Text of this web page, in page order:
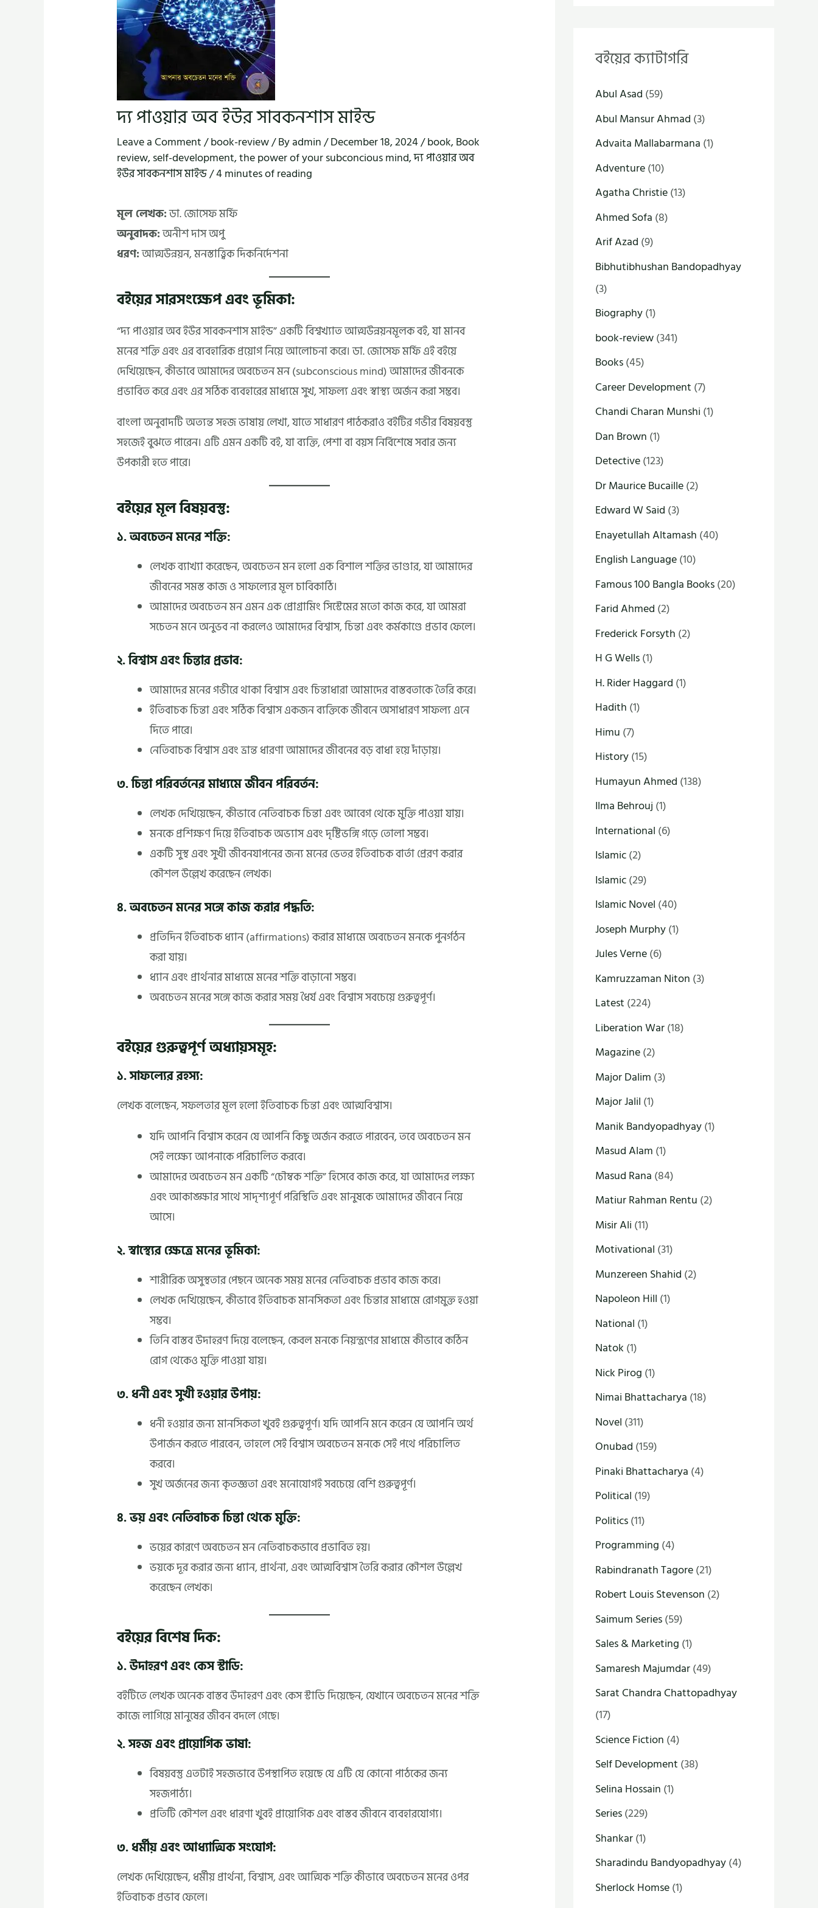
দ্য পাওয়ার অব ইউর সাবকনশাস মাইন্ড
Leave a Comment/book-review/ Byadmin/December 18, 2024/book,Book
review,self-development,the power of your subconcious mind,দ্য পাওয়ার অব
ইউর সাবকনশাস মাইন্ড/4 minutes of reading
মূল লেখক:ডা. জোসেফ মর্ফি
অনুবাদক:অনীশ দাস অপু
ধরণ:আত্মউন্নয়ন, মনস্তাত্ত্বিক দিকনির্দেশনা
বইয়ের সারসংক্ষেপ এবং ভূমিকা:
“দ্য পাওয়ার অব ইউর সাবকনশাস মাইন্ড” একটি বিশ্বখ্যাত আত্মউন্নয়নমূলক বই, যা মানব
মনের শক্তি এবং এর ব্যবহারিক প্রয়োগ নিয়ে আলোচনা করে। ডা. জোসেফ মর্ফি এই বইয়ে
দেখিয়েছেন, কীভাবে আমাদের অবচেতন মন (subconscious mind) আমাদের জীবনকে
প্রভাবিত করে এবং এর সঠিক ব্যবহারের মাধ্যমে সুখ, সাফল্য এবং স্বাস্থ্য অর্জন করা সম্ভব।
বাংলা অনুবাদটি অত্যন্ত সহজ ভাষায় লেখা, যাতে সাধারণ পাঠকরাও বইটির গভীর বিষয়বস্তু
সহজেই বুঝতে পারেন। এটি এমন একটি বই, যা ব্যক্তি, পেশা বা বয়স নির্বিশেষে সবার জন্য
উপকারী হতে পারে।
বইয়ের মূল বিষয়বস্তু:
১. অবচেতন মনের শক্তি:
লেখক ব্যাখ্যা করেছেন, অবচেতন মন হলো এক বিশাল শক্তির ভাণ্ডার, যা আমাদের
জীবনের সমস্ত কাজ ও সাফল্যের মূল চাবিকাঠি।
আমাদের অবচেতন মন এমন এক প্রোগ্রামিং সিস্টেমের মতো কাজ করে, যা আমরা
সচেতন মনে অনুভব না করলেও আমাদের বিশ্বাস, চিন্তা এবং কর্মকাণ্ডে প্রভাব ফেলে।
২. বিশ্বাস এবং চিন্তার প্রভাব:
আমাদের মনের গভীরে থাকা বিশ্বাস এবং চিন্তাধারা আমাদের বাস্তবতাকে তৈরি করে।
ইতিবাচক চিন্তা এবং সঠিক বিশ্বাস একজন ব্যক্তিকে জীবনে অসাধারণ সাফল্য এনে
দিতে পারে।
নেতিবাচক বিশ্বাস এবং ভ্রান্ত ধারণা আমাদের জীবনের বড় বাধা হয়ে দাঁড়ায়।
৩. চিন্তা পরিবর্তনের মাধ্যমে জীবন পরিবর্তন:
লেখক দেখিয়েছেন, কীভাবে নেতিবাচক চিন্তা এবং আবেগ থেকে মুক্তি পাওয়া যায়।
মনকে প্রশিক্ষণ দিয়ে ইতিবাচক অভ্যাস এবং দৃষ্টিভঙ্গি গড়ে তোলা সম্ভব।
একটি সুস্থ এবং সুখী জীবনযাপনের জন্য মনের ভেতর ইতিবাচক বার্তা প্রেরণ করার
কৌশল উল্লেখ করেছেন লেখক।
৪. অবচেতন মনের সঙ্গে কাজ করার পদ্ধতি:
প্রতিদিন ইতিবাচক ধ্যান (affirmations) করার মাধ্যমে অবচেতন মনকে পুনর্গঠন
করা যায়।
ধ্যান এবং প্রার্থনার মাধ্যমে মনের শক্তি বাড়ানো সম্ভব।
অবচেতন মনের সঙ্গে কাজ করার সময় ধৈর্য এবং বিশ্বাস সবচেয়ে গুরুত্বপূর্ণ।
বইয়ের গুরুত্বপূর্ণ অধ্যায়সমূহ:
১. সাফল্যের রহস্য:
লেখক বলেছেন, সফলতার মূল হলো ইতিবাচক চিন্তা এবং আত্মবিশ্বাস।
যদি আপনি বিশ্বাস করেন যে আপনি কিছু অর্জন করতে পারবেন, তবে অবচেতন মন
সেই লক্ষ্যে আপনাকে পরিচালিত করবে।
আমাদের অবচেতন মন একটি “চৌম্বক শক্তি” হিসেবে কাজ করে, যা আমাদের লক্ষ্য
এবং আকাঙ্ক্ষার সাথে সাদৃশ্যপূর্ণ পরিস্থিতি এবং মানুষকে আমাদের জীবনে নিয়ে
আসে।
২. স্বাস্থ্যের ক্ষেত্রে মনের ভূমিকা:
শারীরিক অসুস্থতার পেছনে অনেক সময় মনের নেতিবাচক প্রভাব কাজ করে।
লেখক দেখিয়েছেন, কীভাবে ইতিবাচক মানসিকতা এবং চিন্তার মাধ্যমে রোগমুক্ত হওয়া
সম্ভব।
তিনি বাস্তব উদাহরণ দিয়ে বলেছেন, কেবল মনকে নিয়ন্ত্রণের মাধ্যমে কীভাবে কঠিন
রোগ থেকেও মুক্তি পাওয়া যায়।
৩. ধনী এবং সুখী হওয়ার উপায়:
ধনী হওয়ার জন্য মানসিকতা খুবই গুরুত্বপূর্ণ। যদি আপনি মনে করেন যে আপনি অর্থ
উপার্জন করতে পারবেন, তাহলে সেই বিশ্বাস অবচেতন মনকে সেই পথে পরিচালিত
করবে।
সুখ অর্জনের জন্য কৃতজ্ঞতা এবং মনোযোগই সবচেয়ে বেশি গুরুত্বপূর্ণ।
৪. ভয় এবং নেতিবাচক চিন্তা থেকে মুক্তি:
ভয়ের কারণে অবচেতন মন নেতিবাচকভাবে প্রভাবিত হয়।
ভয়কে দূর করার জন্য ধ্যান, প্রার্থনা, এবং আত্মবিশ্বাস তৈরি করার কৌশল উল্লেখ
করেছেন লেখক।
বইয়ের বিশেষ দিক:
১. উদাহরণ এবং কেস স্টাডি:
বইটিতে লেখক অনেক বাস্তব উদাহরণ এবং কেস স্টাডি দিয়েছেন, যেখানে অবচেতন মনের শক্তি
কাজে লাগিয়ে মানুষের জীবন বদলে গেছে।
২. সহজ এবং প্রায়োগিক ভাষা:
বিষয়বস্তু এতটাই সহজভাবে উপস্থাপিত হয়েছে যে এটি যে কোনো পাঠকের জন্য
সহজপাঠ্য।
প্রতিটি কৌশল এবং ধারণা খুবই প্রায়োগিক এবং বাস্তব জীবনে ব্যবহারযোগ্য।
৩. ধর্মীয় এবং আধ্যাত্মিক সংযোগ:
লেখক দেখিয়েছেন, ধর্মীয় প্রার্থনা, বিশ্বাস, এবং আত্মিক শক্তি কীভাবে অবচেতন মনের ওপর
ইতিবাচক প্রভাব ফেলে।
বইয়ের ক্যাটাগরি
Abul Asad (59)
Abul Mansur Ahmad (3)
Advaita Mallabarmana (1)
Adventure(10)
Agatha Christie(13)
Ahmed Sofa (8)
Arif Azad (9)
Bibhutibhushan Bandopadhyay
(3)
Biography(1)
book-review(341)
Books(45)
Career Development (7)
Chandi Charan Munshi (1)
Dan Brown (1)
Detective(123)
Dr Maurice Bucaille(2)
Edward W Said (3)
Enayetullah Altamash (40)
English Language(10)
Famous 100 Bangla Books(20)
Farid Ahmed (2)
Frederick Forsyth (2)
H G Wells(1)
H. Rider Haggard (1)
Hadith (1)
Himu (7)
History(15)
Humayun Ahmed (138)
Ilma Behrouj (1)
International (6)
Islamic(2)
Islamic(29)
Islamic Novel (40)
Joseph Murphy(1)
Jules Verne(6)
Kamruzzaman Niton (3)
Latest (224)
Liberation War(18)
Magazine(2)
Major Dalim (3)
Major Jalil (1)
Manik Bandyopadhyay(1)
Masud Alam (1)
Masud Rana (84)
Matiur Rahman Rentu (2)
Misir Ali (11)
Motivational (31)
Munzereen Shahid (2)
Napoleon Hill (1)
National (1)
Natok (1)
Nick Pirog (1)
Nimai Bhattacharya (18)
Novel (311)
Onubad (159)
Pinaki Bhattacharya (4)
Political (19)
Politics(11)
Programming (4)
Rabindranath Tagore(21)
Robert Louis Stevenson (2)
Saimum Series(59)
Sales & Marketing (1)
Samaresh Majumdar(49)
Sarat Chandra Chattopadhyay
(17)
Science Fiction (4)
Self Development (38)
Selina Hossain (1)
Series(229)
Shankar(1)
Sharadindu Bandyopadhyay(4)
Sherlock Homse(1)